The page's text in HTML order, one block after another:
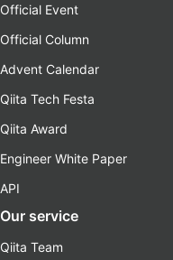
Official Event
Official Column
Advent Calendar
Qiita Tech Festa
Qiita Award
Engineer White Paper
API
Our service
Qiita Team